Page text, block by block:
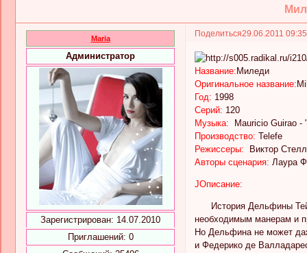
Поделиться29.06.2011
Maria
Администратор
Зарегистрирован: 14.07.2010
Приглашений: 0
Название: Миледи
Оригинальное название:
Год: 1998
Серий: 120
Музыка: Mauricio Guirao -
Производство: Telefe
Режиссеры: Виктор
Авторы сценария: Лаура
JОписание:
История Дельфины
необходимым манерам и
Но Дельфина не может
и Федерико де